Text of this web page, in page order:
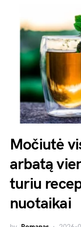
Močiutė
arbatą
turiu
nuotaikai